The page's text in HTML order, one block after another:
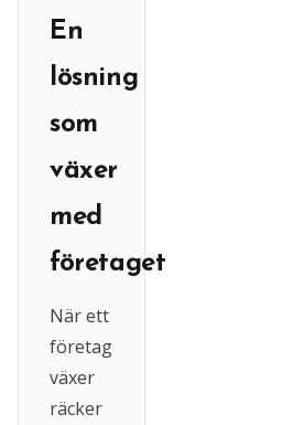
En
lösning
som
växer
med
företaget
När ett
företag
växer
räcker